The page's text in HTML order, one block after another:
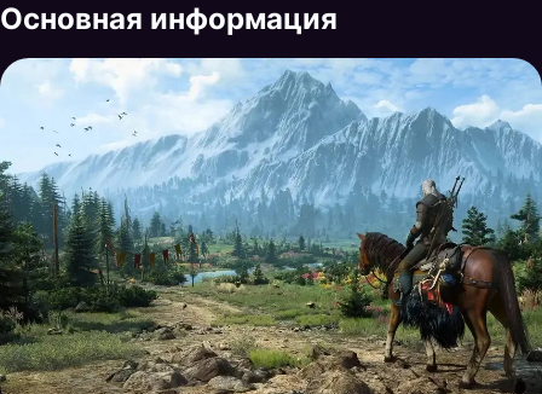
Основная информация